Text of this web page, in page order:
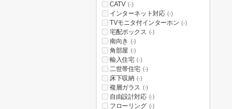
CATV (-)
インターネット対応 (-)
TVモニタ付インターホン (-)
宅配ボックス (-)
南向き (-)
角部屋 (-)
輸入住宅 (-)
二世帯住宅 (-)
床下収納 (-)
複層ガラス (-)
自由設計対応 (-)
フローリング (-)